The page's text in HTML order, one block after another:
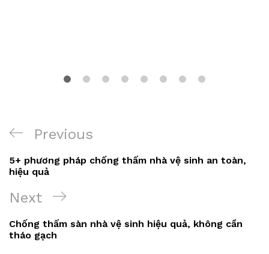
Điều
hướng
bài
viết
Previous
Post
Previous
5+ phương pháp chống thấm nhà vệ sinh an toàn,
hiệu quả
Next
Post
Next
Chống thấm sàn nhà vệ sinh hiệu quả, không cần
tháo gạch